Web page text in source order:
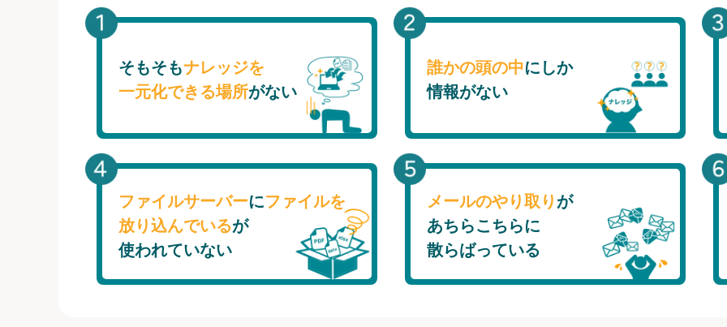
そもそもナレッジを
一元化できる場所がない
誰かの頭の中にしか
情報がない
ファイルサーバーにファイルを
放り込んでいるが
使われていない
メールのやり取り が
あちらこちらに
散らばっている